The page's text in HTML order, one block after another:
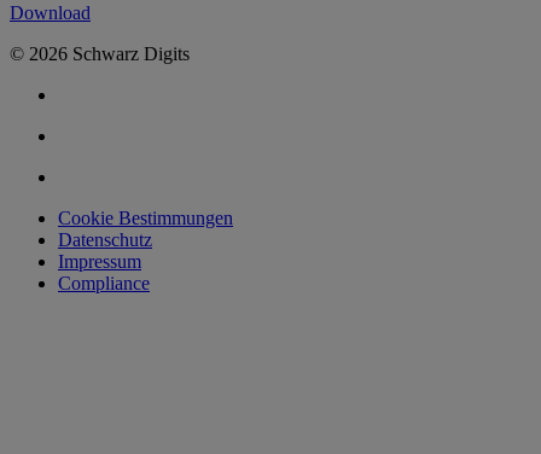
Download
© 2026 Schwarz Digits
Cookie Bestimmungen
Datenschutz
Impressum
Compliance